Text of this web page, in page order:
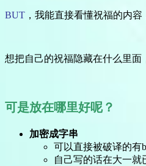
BUT ，我能直接看懂祝福的内
想把自己的祝福隐藏在什么里面
可是放在哪里好呢？
加密成字串
可以直接被破译的有
自己写的话在大一就